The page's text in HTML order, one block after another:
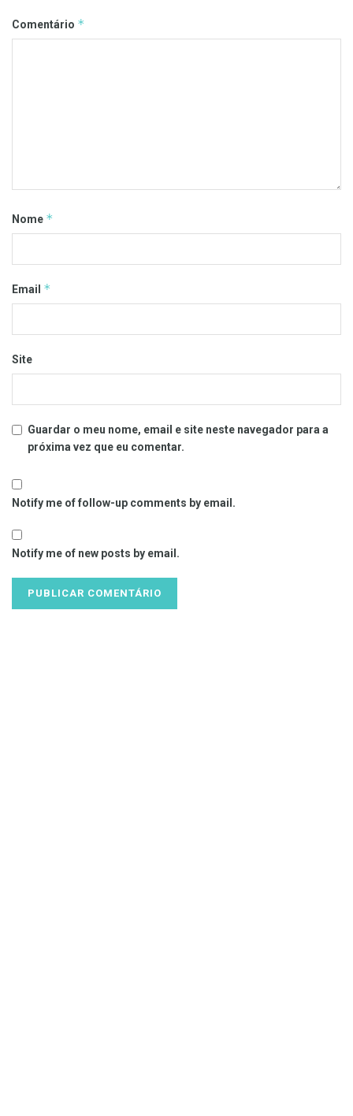
Comentário *
Nome *
Email *
Site
Guardar o meu nome, email e site neste navegador para a
próxima vez que eu comentar.
Notify me of follow-up comments by email.
Notify me of new posts by email.